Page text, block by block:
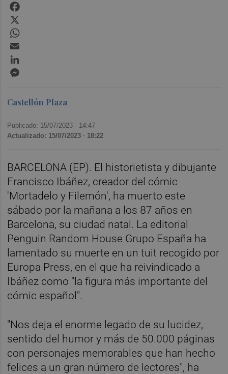
Castellón Plaza
Publicado: 15/07/2023 · 14:47
Actualizado: 15/07/2023 · 18:22
BARCELONA (EP). El historietista y dibujante
Francisco Ibáñez, creador del cómic
'Mortadelo y Filemón', ha muerto este
sábado por la mañana a los 87 años en
Barcelona, su ciudad natal. La editorial
Penguin Random House Grupo España ha
lamentado su muerte en un tuit recogido por
Europa Press, en el que ha reivindicado a
Ibáñez como "la figura más importante del
cómic español".
"Nos deja el enorme legado de su lucidez,
sentido del humor y más de 50.000 páginas
con personajes memorables que han hecho
felices a un gran número de lectores", ha